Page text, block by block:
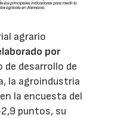
agrario
por
de desarrollo de
la agroindustria
la encuesta del
puntos, su